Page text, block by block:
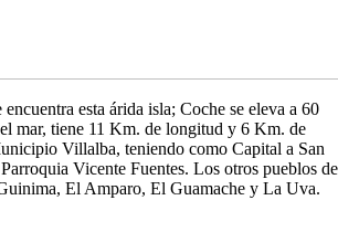
esta árida isla; Coche se eleva a 60
mar, tiene 11 Km. de longitud y 6 Km. de
Villalba, teniendo como Capital a San
Vicente Fuentes. Los otros pueblos de
El Amparo, El Guamache y La Uva.